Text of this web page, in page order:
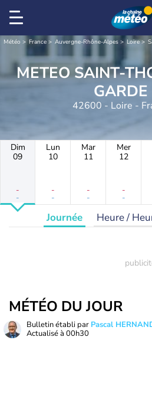
Météo France Auvergne-Rhône-Alpes Loire
METEO SAINT-THOMAS-LA-
GARDE
42600 - Loire -
Dim
09
-
-
Lun
10
-
-
Mar
11
-
-
Mer
12
-
-
Journée Heure /
MÉTÉO DU JOUR
Bulletin établi par Pascal
Actualisé à 00h30